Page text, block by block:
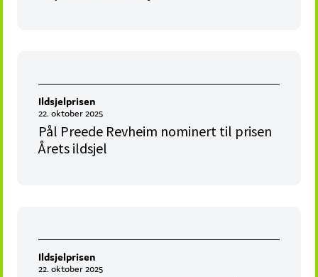
Ildsjelprisen
22. oktober 2025
Pål Preede Revheim nominert til prisen
Årets ildsjel
Ildsjelprisen
22. oktober 2025